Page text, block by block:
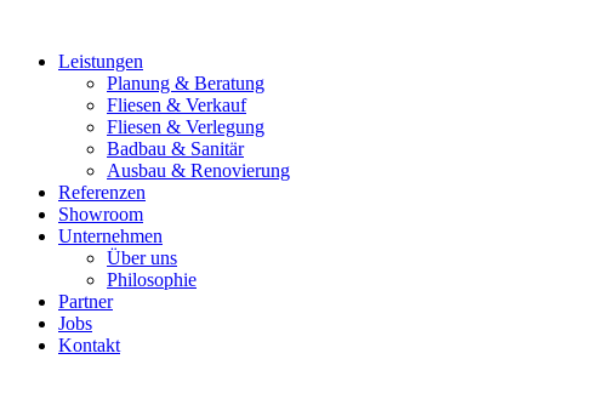
Leistungen
Planung & Beratung
Fliesen & Verkauf
Fliesen & Verlegung
Badbau & Sanitär
Ausbau & Renovierung
Referenzen
Showroom
Unternehmen
Über uns
Philosophie
Partner
Jobs
Kontakt